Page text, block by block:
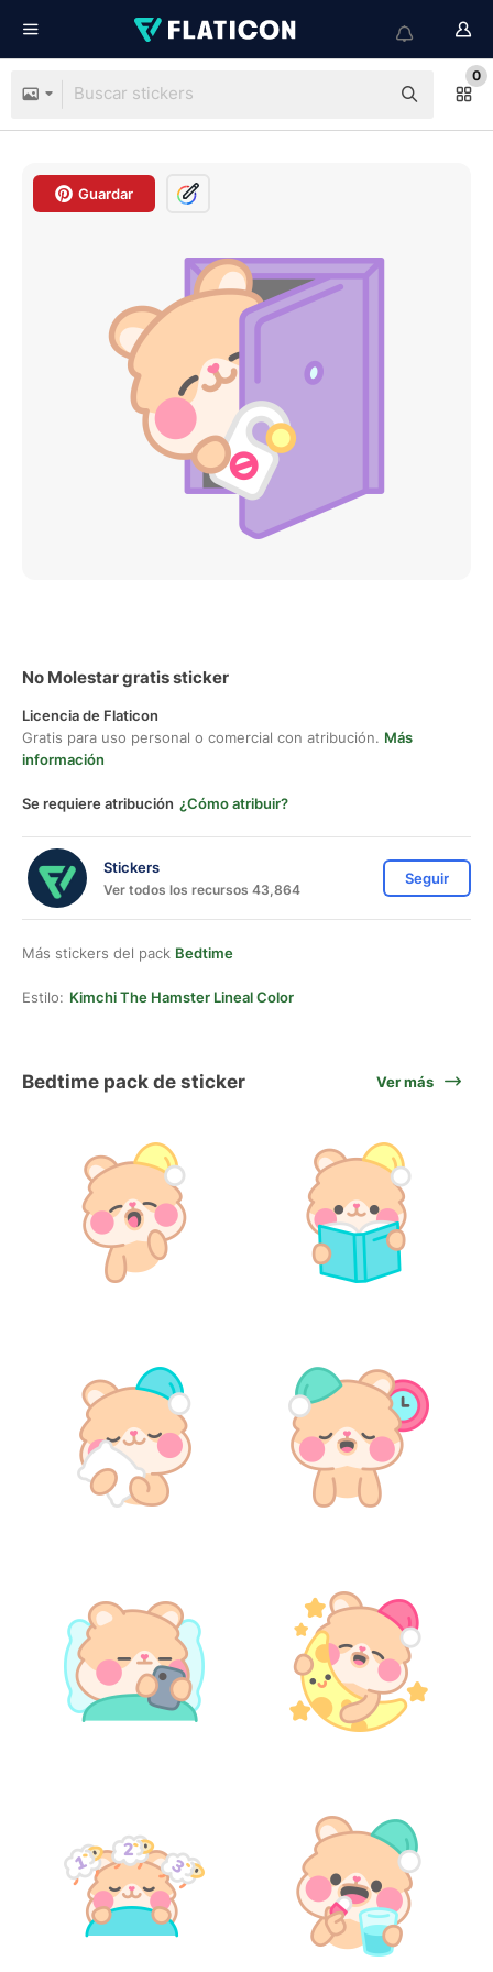
0
Guardar
No Molestar gratis sticker
Licencia de Flaticon
Gratis para uso personal o comercial con atribución. Más
información
Se requiere atribución ¿Cómo atribuir?
Stickers
Ver todos los recursos 43,864
Seguir
Más stickers del pack Bedtime
Estilo: Kimchi The Hamster Lineal Color
Bedtime pack de sticker Ver más